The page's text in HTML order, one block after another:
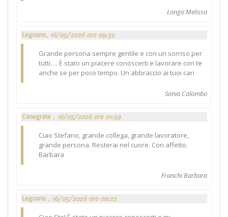
Longo Melissa
Legnano, 16/05/2026 ore 09:32
Grande persona sempre gentile e con un sorriso per
tutti…. È stato un piacere conoscerti e lavorare con te
anche se per poco tempo. Un abbraccio ai tuoi cari
Sonia Colombo
Canegrate , 16/05/2026 ore 01:59
Ciao Stefano, grande collega, grande lavoratore,
grande persona. Resterai nel cuore. Con affetto.
Barbara
Franchi Barbara
Legnano , 16/05/2026 ore 00:22